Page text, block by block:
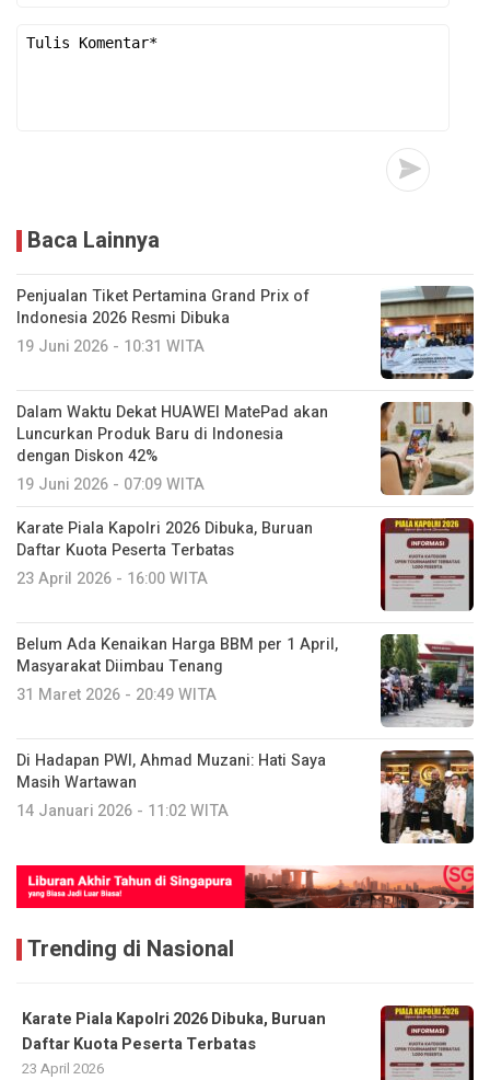
Baca Lainnya
Penjualan Tiket Pertamina Grand Prix of
Indonesia 2026 Resmi Dibuka
19 Juni 2026 - 10:31 WITA
Dalam Waktu Dekat HUAWEI MatePad akan
Luncurkan Produk Baru di Indonesia
dengan Diskon 42%
19 Juni 2026 - 07:09 WITA
Karate Piala Kapolri 2026 Dibuka, Buruan
Daftar Kuota Peserta Terbatas
23 April 2026 - 16:00 WITA
Belum Ada Kenaikan Harga BBM per 1 April,
Masyarakat Diimbau Tenang
31 Maret 2026 - 20:49 WITA
Di Hadapan PWI, Ahmad Muzani: Hati Saya
Masih Wartawan
14 Januari 2026 - 11:02 WITA
Trending di Nasional
Karate Piala Kapolri 2026 Dibuka, Buruan
Daftar Kuota Peserta Terbatas
23 April 2026